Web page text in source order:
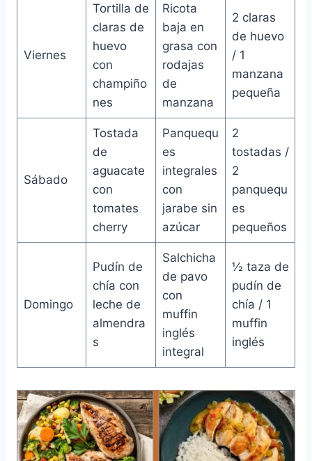
Viernes
Tortilla de
claras de
huevo
con
champiño
nes
Ricota
baja en
grasa con
rodajas
de
manzana
2 claras
de huevo
/ 1
manzana
pequeña
Sábado
Tostada
de
aguacate
con
tomates
cherry
Panquequ
es
integrales
con
jarabe sin
azúcar
2
tostadas /
2
panquequ
es
pequeños
Domingo
Pudín de
chía con
leche de
almendra
s
Salchicha
de pavo
con
muffin
inglés
integral
½ taza de
pudín de
chía / 1
muffin
inglés